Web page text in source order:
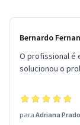
Bernardo
O profissional é
solucionou o
para Adriana Prado